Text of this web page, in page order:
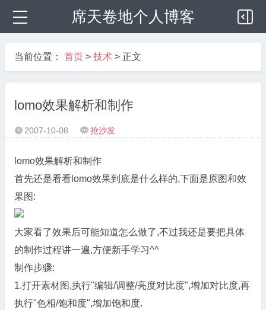
席天卷地个人博客
当前位置： 首页 > 技术 > 正文
lomo效果解析和制作
 2007-10-08  抢沙发
lomo效果解析和制作
首先还是看看lomo效果到底是什么样的,下面是原图和效
果图:
大家看了效果后可能知道怎么做了,不过我还是要把具体
的制作过程讲一遍,方便新手学习^^
制作步骤:
1.打开素材图,执行"编辑/调整/亮度对比度",增加对比度,再
执行"色相/饱和度",增加饱和度.